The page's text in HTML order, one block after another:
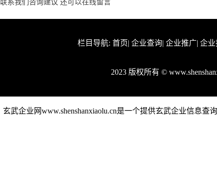
联系我们咨询建议 还可以在线留言
栏目导航: 首页| 企业查询| 企业推广| 企
2023 版权所有 ©
玄武企业网www.shenshanxiaolu.cn是一个提供玄武企业信息